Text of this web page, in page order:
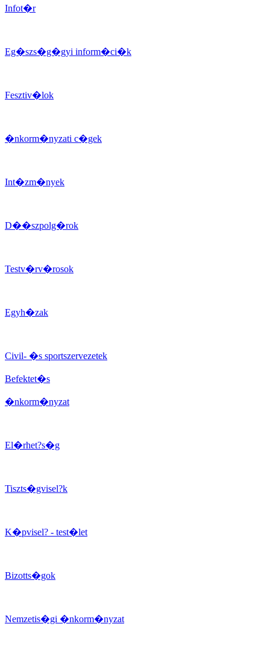
Infot�r
Eg�szs�g�gyi inform�ci�k
Fesztiv�lok
�nkorm�nyzati c�gek
Int�zm�nyek
D��szpolg�rok
Testv�rv�rosok
Egyh�zak
Civil- �s sportszervezetek
Befektet�s
�nkorm�nyzat
El�rhet?s�g
Tiszts�gvisel?k
K�pvisel? - test�let
Bizotts�gok
Nemzetis�gi �nkorm�nyzat